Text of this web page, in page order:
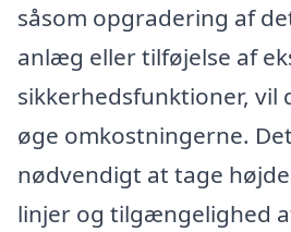
såsom opgradering af
anlæg eller tilføjelse af
sikkerhedsfunktioner, vil
øge omkostningerne.
nødvendigt at tage
linjer og tilgængelighed